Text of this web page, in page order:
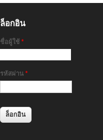
ล็อกอิน
ชื่อผู้ใช้ *
รหัสผ่าน *